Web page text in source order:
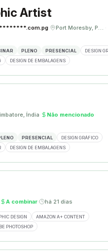
Artist
· Port Moresby, Papua Nova Guiné ·
PLENO PRESENCIAL
DESIGN
DESIGN DE EMBALAGENS
Índia· Não mencionado·
PRESENCIAL
DESIGN GRÁFICO
DESIGN DE EMBALAGENS
A combinar· há 21 dias
DESIGN
AMAZON A+ CONTENT
PHOTOSHOP